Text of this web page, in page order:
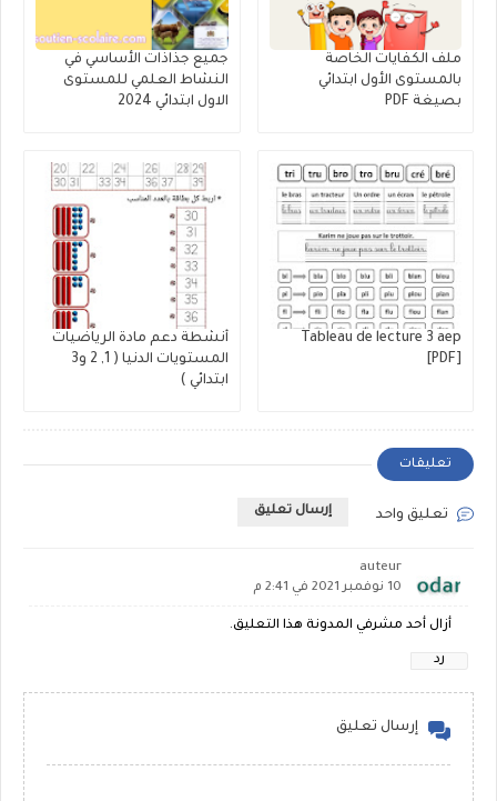
ملف الكفايات الخاصة
بالمستوى الأول ابتدائي
بصيغة PDF
جميع جذاذات الأساسي في
النشاط العلمي للمستوى
الاول ابتدائي 2024
Tableau de lecture 3 aep
[PDF]
أنشطة دعم مادة الرياضيات
المستويات الدنيا ( 1, 2 و3
ابتدائي )
تعليقات
تعليق واحد إرسال تعليق
auteur
10 نوفمبر 2021 في 2:41 م
أزال أحد مشرفي المدونة هذا التعليق.
رد
إرسال تعليق